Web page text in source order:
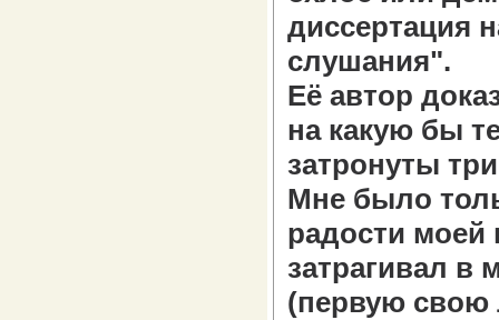
диссертация
слушания".
Её автор
на какую бы
затронуты
Мне было
радости моей
затрагивал в
(первую свою